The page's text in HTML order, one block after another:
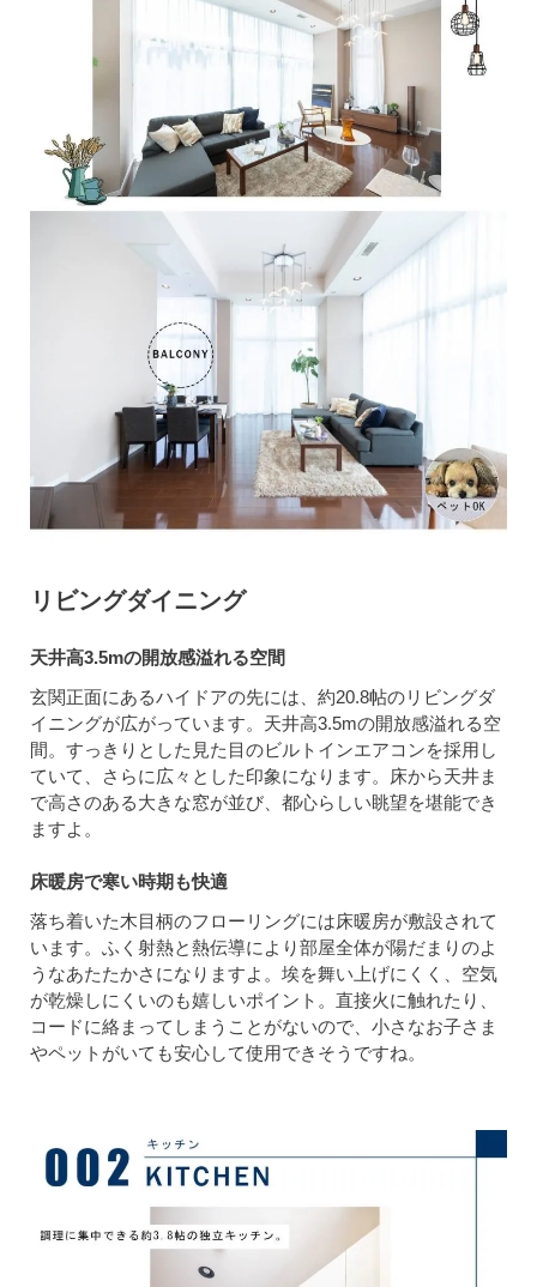
リビングダイニング
天井高3.5mの開放感溢れる空間
玄関正面にあるハイドアの先には、約20.8帖のリビングダ
イニングが広がっています。天井高3.5mの開放感溢れる空
間。すっきりとした見た目のビルトインエアコンを採用し
ていて、さらに広々とした印象になります。床から天井ま
で高さのある大きな窓が並び、都心らしい眺望を堪能でき
ますよ。
床暖房で寒い時期も快適
落ち着いた木目柄のフローリングには床暖房が敷設されて
います。ふく射熱と熱伝導により部屋全体が陽だまりのよ
うなあたたかさになりますよ。埃を舞い上げにくく、空気
が乾燥しにくいのも嬉しいポイント。直接火に触れたり、
コードに絡まってしまうことがないので、小さなお子さま
やペットがいても安心して使用できそうですね。